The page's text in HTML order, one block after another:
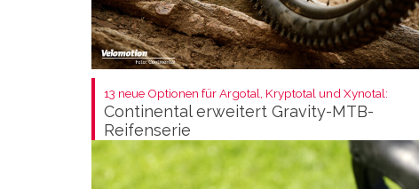
13 neue Optionen für Argotal, Kryptotal und Xynotal:
Continental erweitert Gravity-MTB-
Reifenserie